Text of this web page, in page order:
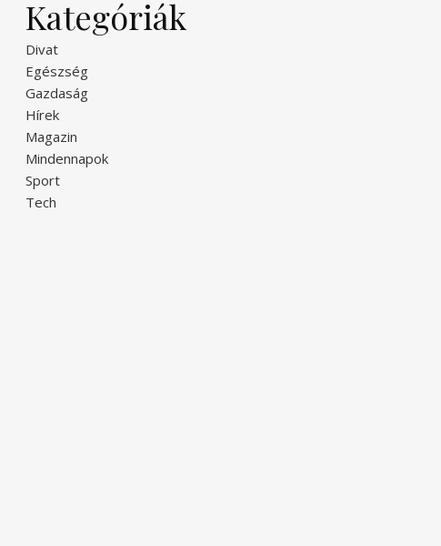
Kategóriák
Divat
Egészség
Gazdaság
Hírek
Magazin
Mindennapok
Sport
Tech